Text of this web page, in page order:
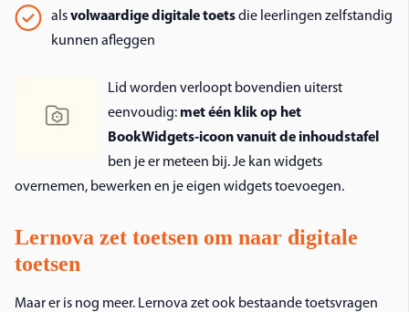
alsvolwaardige digitale toetsdie leerlingen zelfstandig
kunnen afleggen
Lid worden verloopt bovendien uiterst
eenvoudig: met één klik op het
BookWidgets-icoon vanuit de inhoudstafel
ben je er meteen bij. Je kan widgets
overnemen, bewerken en je eigen widgets toevoegen.
Lernova zet toetsen om naar digitale
toetsen
Maar er is nog meer. Lernova zet ook bestaande toetsvragen